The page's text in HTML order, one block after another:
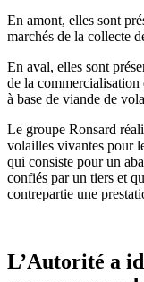
En amont, elles sont
marchés de la collecte
En aval, elles sont
de la
à base de viande de
Le groupe Ronsard
volailles vivantes pour
qui consiste pour un
confiés par un tiers et
contrepartie une
L’Autorité a